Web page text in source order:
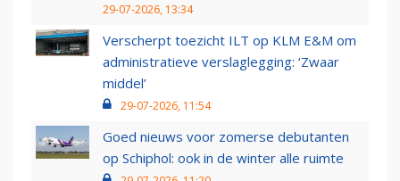
29-07-2026, 13:34
Verscherpt toezicht ILT op KLM E&M om
administratieve verslaglegging: ‘Zwaar
middel’
29-07-2026, 11:54
Goed nieuws voor zomerse debutanten
op Schiphol: ook in de winter alle ruimte